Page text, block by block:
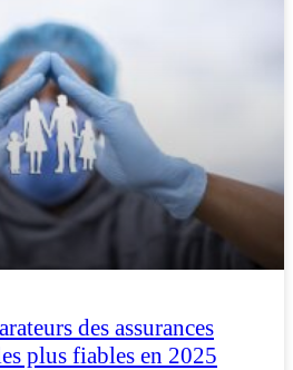
des assurances
plus fiables en 2025